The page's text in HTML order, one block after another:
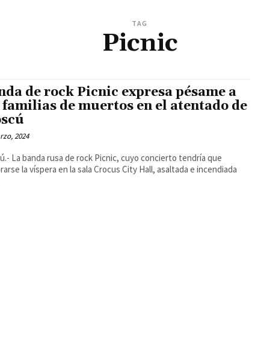
TAG
Picnic
de rock Picnic expresa pésame a
familias de muertos en el atentado de
2024
La banda rusa de rock Picnic, cuyo concierto tendría que
la víspera en la sala Crocus City Hall, asaltada e incendiada